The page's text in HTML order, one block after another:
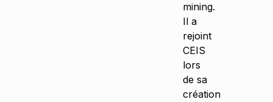
mining.
Il a
rejoint
CEIS
lors
de sa
création